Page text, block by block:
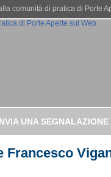
comunità di pratica di Porte
UNA SEGNALAZIONE
Francesco